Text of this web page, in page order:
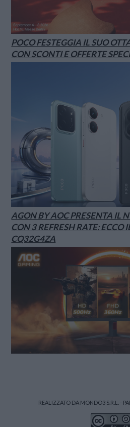
POCO FESTEGGIA IL SUO
CON SCONTI E OFFERTE
AGON BY AOC PRESENTA IL
CON 3 REFRESH RATE: ECCO
CQ32G4ZA
REALIZZATO DA MONDO3 S.R.L. -